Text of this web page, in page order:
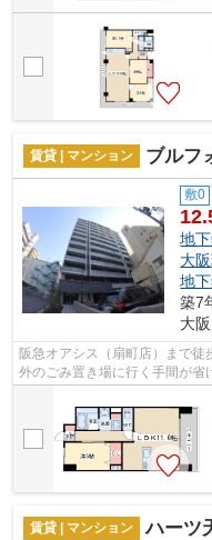
賃貸 | マンション ブルフ
敷0
地
大
地
築7
大
阪急オアシス（扇町店）まで
外のごみ置き場に行く手間が省
賃貸 | マンション ハーツ